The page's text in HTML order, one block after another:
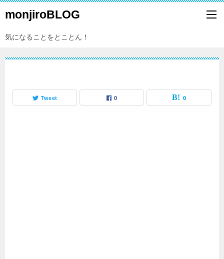
monjiroBLOG
気になることをとことん！
Tweet 0 0